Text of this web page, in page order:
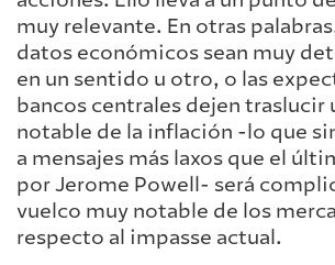
muy relevante. En otras
datos económicos sean muy
en un sentido u otro, o las
bancos centrales dejen traslucir
notable de la inflación -lo que
a mensajes más laxos que el
por Jerome Powell- será
vuelco muy notable de los
respecto al impasse actual.